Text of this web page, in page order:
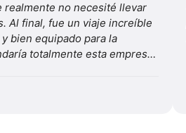
realmente no necesité llevar
Al final, fue un viaje increíble
bien equipado para la
totalmente esta empresa